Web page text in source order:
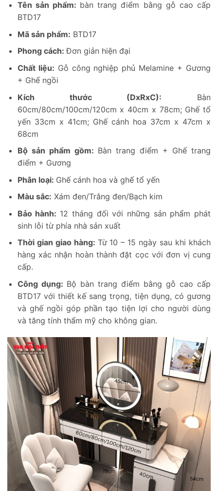
Tên sản phẩm: bàn trang điểm bằng gỗ cao cấp
BTD17
Mã sản phẩm: BTD17
Phong cách:Đơn giản hiện đại
Chất liệu: Gỗ công nghiệp phủ Melamine + Gương
+ Ghế ngồi
Kích thước (DxRxC): Bàn
60cm/80cm/100cm/120cm x 40cm x 78cm; Ghế tổ
yến 33cm x 41cm; Ghế cánh hoa 37cm x 47cm x
68cm
Bộ sản phẩm gồm: Bàn trang điểm + Ghế trang
điểm + Gương
Phân loại: Ghế cánh hoa và ghế tổ yến
Màu sắc: Xám đen/Trắng đen/Bạch kim
Bảo hành: 12 tháng đối với những sản phẩm phát
sinh lỗi từ phía nhà sản xuất
Thời gian giao hàng: Từ 10 – 15 ngày sau khi khách
hàng xác nhận hoàn thành đặt cọc với đơn vị cung
cấp.
Công dụng: Bộ bàn trang điểm bằng gỗ cao cấp
BTD17 với thiết kế sang trọng, tiện dụng, có gương
và ghế ngồi góp phần tạo tiện lợi cho người dùng
và tăng tính thẩm mỹ cho không gian.